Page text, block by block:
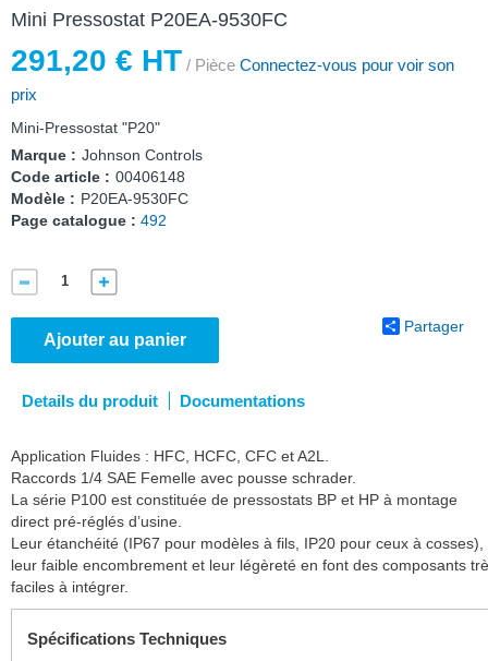
Mini Pressostat P20EA-9530FC
291,20 € HT / Pièce Connectez-vous pour voir son
prix
Mini-Pressostat "P20"
Marque : Johnson Controls
Code article : 00406148
Modèle : P20EA-9530FC
Page catalogue : 492
Ajouter au panier
Partager
Details du produit Documentations
Application Fluides : HFC, HCFC, CFC et A2L.
Raccords 1/4 SAE Femelle avec pousse schrader.
La série P100 est constituée de pressostats BP et HP à montage
direct pré-réglés d’usine.
Leur étanchéité (IP67 pour modèles à fils, IP20 pour ceux à cosses),
leur faible encombrement et leur légèreté en font des composants
faciles à intégrer.
Spécifications Techniques